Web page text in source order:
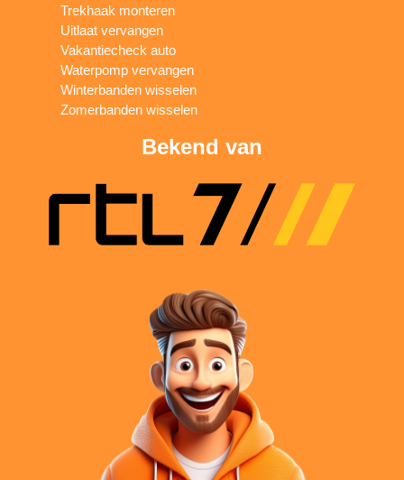
Trekhaak monteren
Uitlaat vervangen
Vakantiecheck auto
Waterpomp vervangen
Winterbanden wisselen
Zomerbanden wisselen
Bekend van